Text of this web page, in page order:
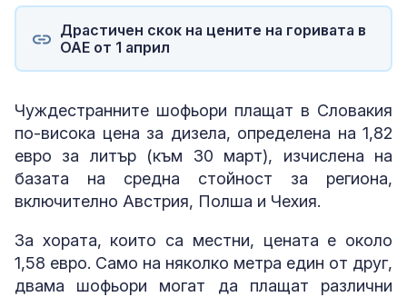
Драстичен скок на цените на горивата в
ОАЕ от 1 април
Чуждестранните шофьори плащат в Словакия
по-висока цена за дизела, определена на 1,82
евро за литър (към 30 март), изчислена на
базата на средна стойност за региона,
включително Австрия, Полша и Чехия.
За хората, които са местни, цената е около
1,58 евро. Само на няколко метра един от друг,
двама шофьори могат да плащат различни